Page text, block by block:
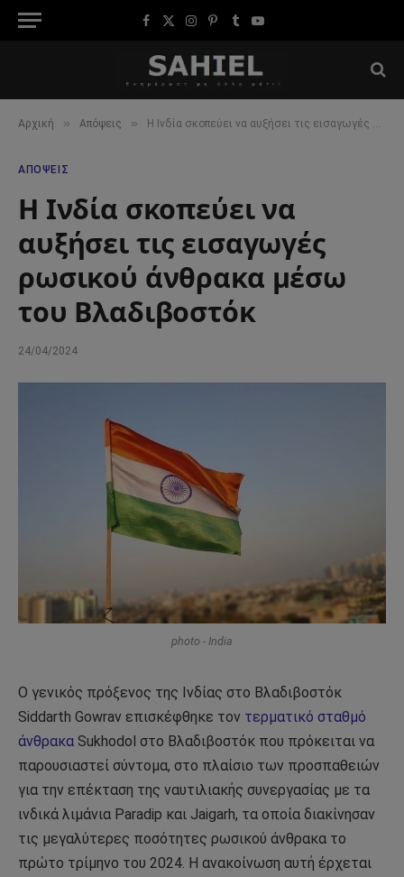
Facebook
X
Instagram
Pinterest
TumblrYouTube
Αρχική » Απόψεις » Η Ινδία σκοπεύει να αυξήσει τις εισαγωγές ρωσικού άνθρακα μέσω του Βλαδιβοστόκ
ΑΠΌΨΕΙΣ
Η Ινδία σκοπεύει να
αυξήσει τις εισαγωγές
ρωσικού άνθρακα μέσω
του Βλαδιβοστόκ
24/04/2024
photo - India
Ο γενικός πρόξενος της Ινδίας στο Βλαδιβοστόκ
Siddarth Gowrav επισκέφθηκε τον τερματικό σταθμό
άνθρακα Sukhodol στο Βλαδιβοστόκ που πρόκειται να
παρουσιαστεί σύντομα, στο πλαίσιο των προσπαθειών
για την επέκταση της ναυτιλιακής συνεργασίας με τα
ινδικά λιμάνια Paradip και Jaigarh, τα οποία διακίνησαν
τις μεγαλύτερες ποσότητες ρωσικού άνθρακα το
πρώτο τρίμηνο του 2024. Η ανακοίνωση αυτή έρχεται